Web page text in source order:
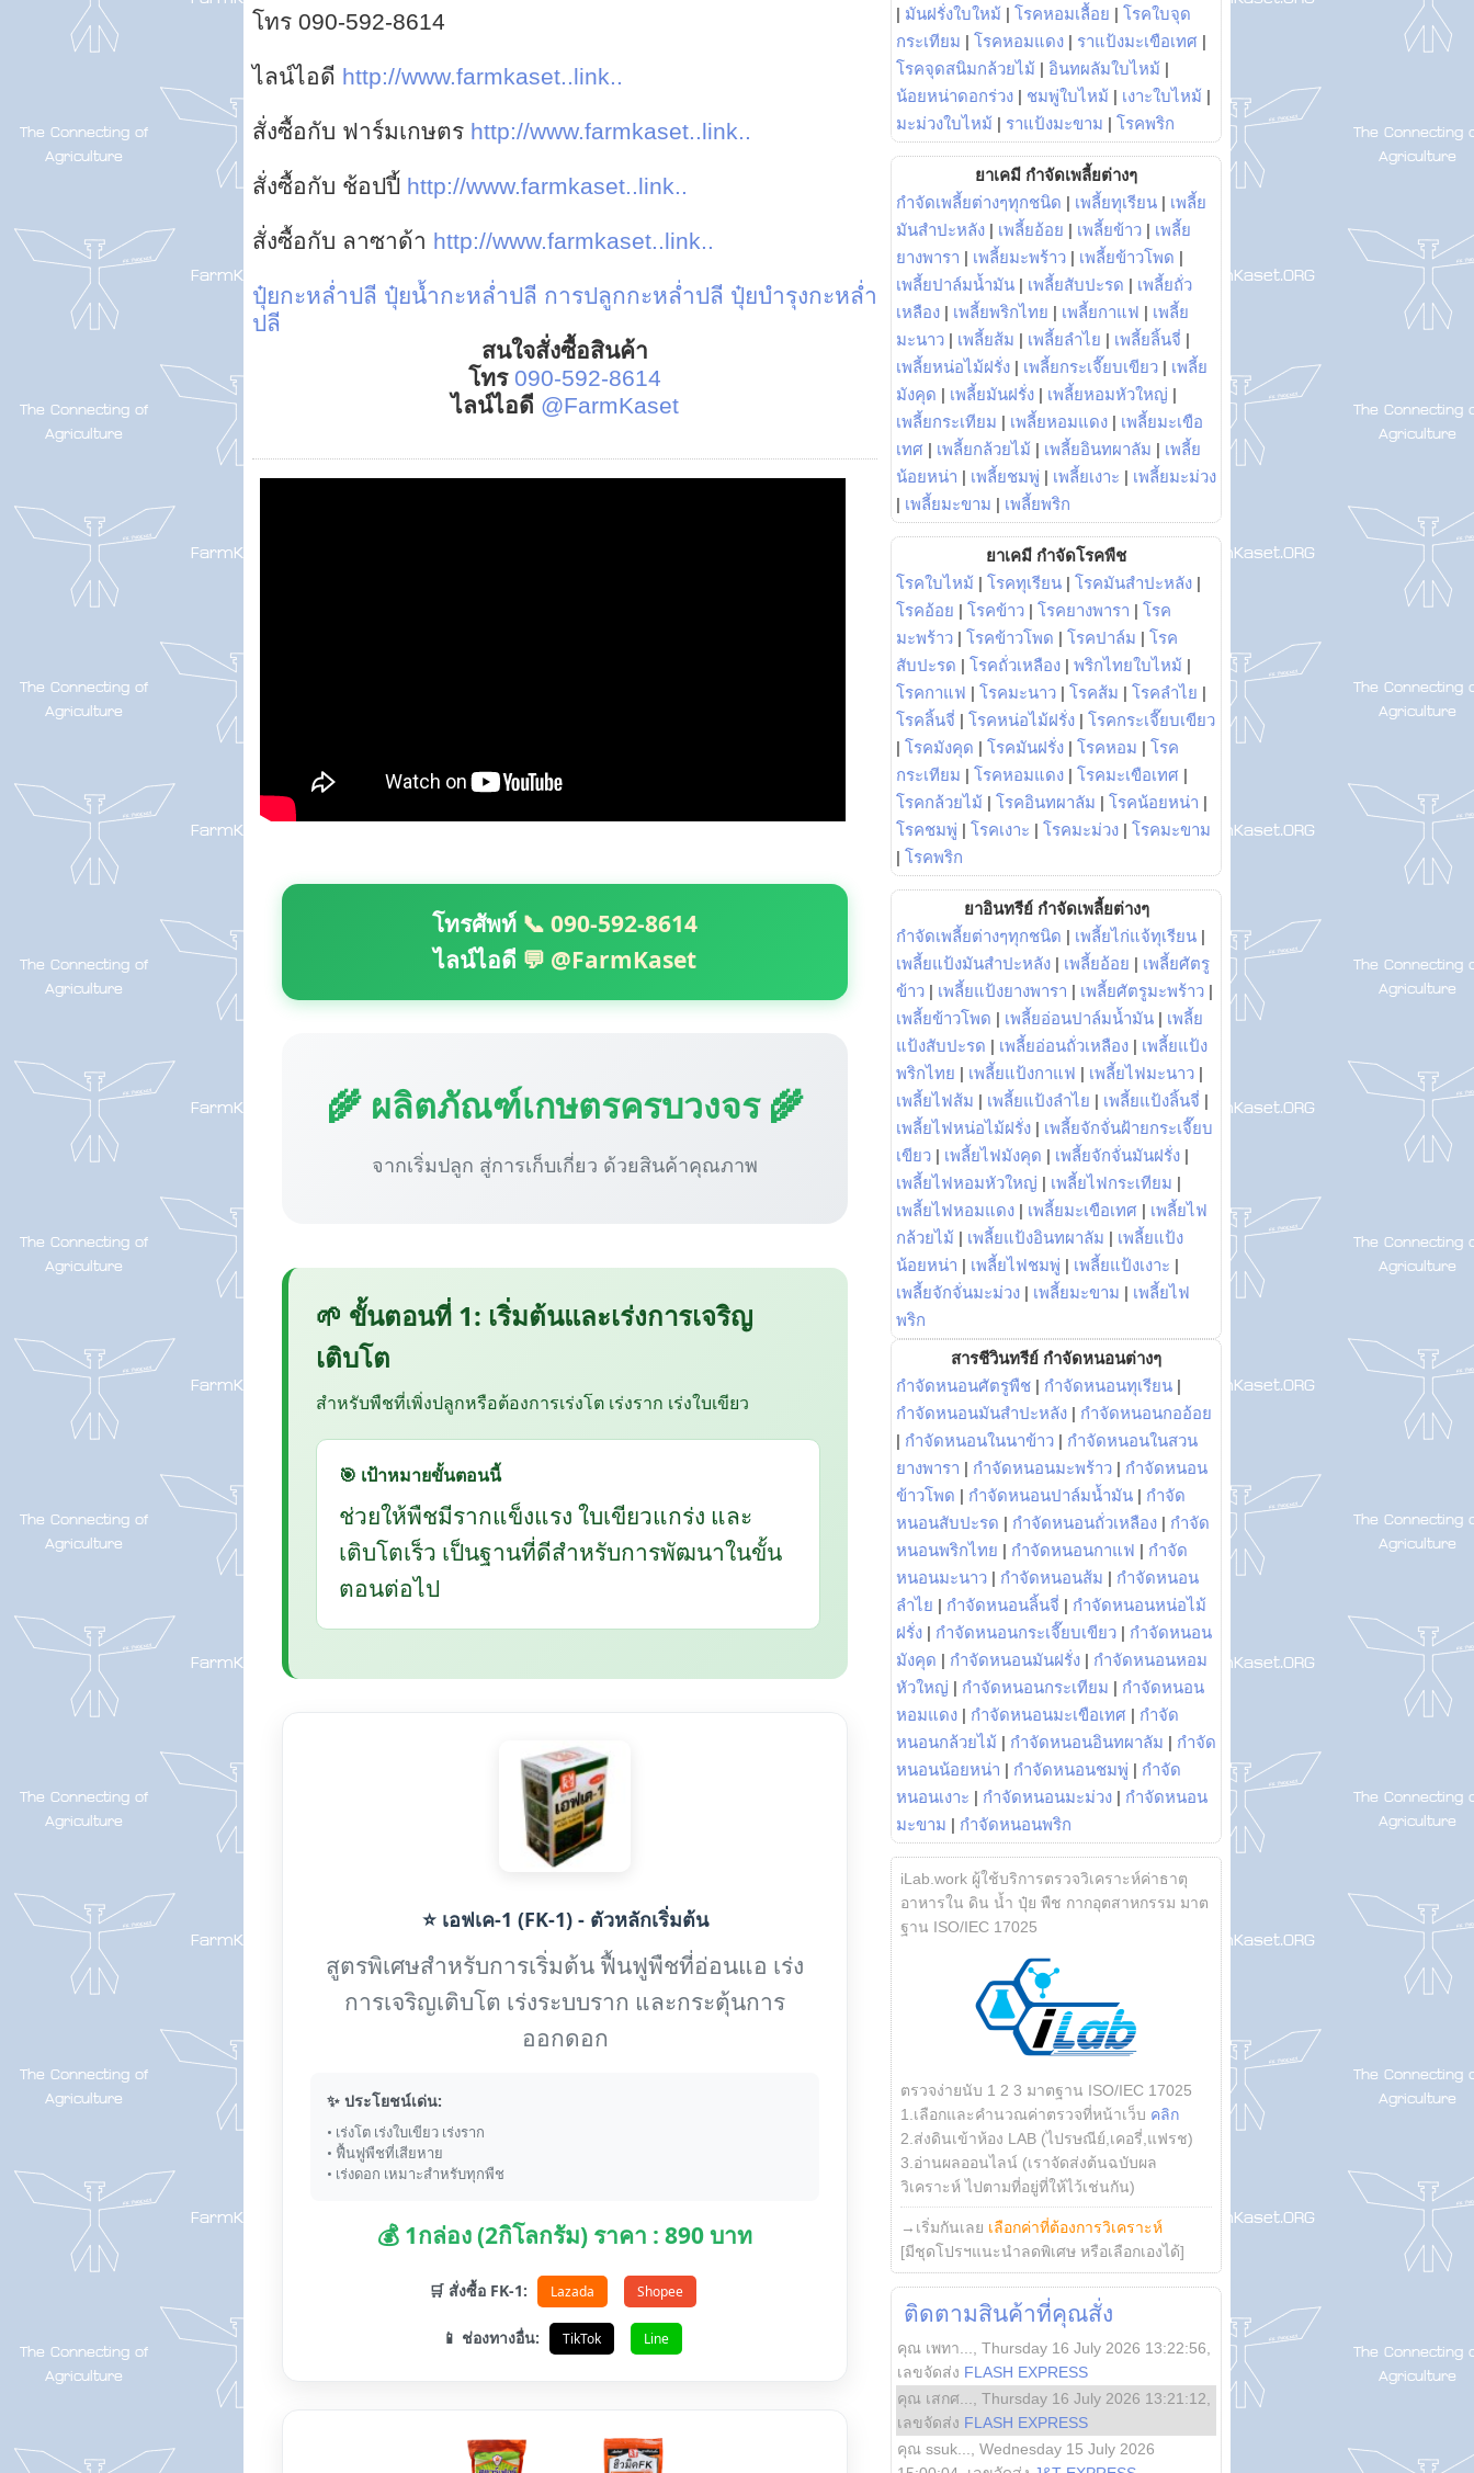
โทร 090-592-8614
ไลน์ไอดี http://www.farmkaset..link..
สั่งซื้อกับ ฟาร์มเกษตร http://www.farmkaset..link..
สั่งซื้อกับ ช้อปปี้ http://www.farmkaset..link..
สั่งซื้อกับ ลาซาด้า http://www.farmkaset..link..
ปุ๋ยกะหล่ำปลี ปุ๋ยน้ำกะหล่ำปลี การปลูกกะหล่ำปลี ปุ๋ยบำรุงกะหล่ำ
ปลี
สนใจสั่งซื้อสินค้า
โทร 090-592-8614
ไลน์ไอดี @FarmKaset
โทรศัพท์ 📞 090-592-8614
ไลน์ไอดี 💬 @FarmKaset
🌾 ผลิตภัณฑ์เกษตรครบวงจร 🌾
จากเริ่มปลูก สู่การเก็บเกี่ยว ด้วยสินค้าคุณภาพ
🌱 ขั้นตอนที่ 1: เริ่มต้นและเร่งการเจริญ
เติบโต
สำหรับพืชที่เพิ่งปลูกหรือต้องการเร่งโต เร่งราก เร่งใบเขียว
🎯 เป้าหมายขั้นตอนนี้
ช่วยให้พืชมีรากแข็งแรง ใบเขียวแกร่ง และ
เติบโตเร็ว เป็นฐานที่ดีสำหรับการพัฒนาในขั้น
ตอนต่อไป
⭐ เอฟเค-1 (FK-1) - ตัวหลักเริ่มต้น
สูตรพิเศษสำหรับการเริ่มต้น ฟื้นฟูพืชที่อ่อนแอ เร่ง
การเจริญเติบโต เร่งระบบราก และกระตุ้นการ
ออกดอก
✨ ประโยชน์เด่น:
• เร่งโต เร่งใบเขียว เร่งราก
• ฟื้นฟูพืชที่เสียหาย
• เร่งดอก เหมาะสำหรับทุกพืช
💰 1กล่อง (2กิโลกรัม) ราคา : 890 บาท
🛒 สั่งซื้อ FK-1: Lazada Shopee
📱 ช่องทางอื่น: TikTok Line
| มันฝรั่งใบใหม้ | โรคหอมเลื้อย | โรคใบจุด
กระเทียม | โรคหอมแดง | ราแป้งมะเขือเทศ |
โรคจุดสนิมกล้วยไม้ | อินทผลัมใบไหม้ |
น้อยหน่าดอกร่วง | ชมพู่ใบไหม้ | เงาะใบไหม้ |
มะม่วงใบไหม้ | ราแป้งมะขาม | โรคพริก
ยาเคมี กำจัดเพลี้ยต่างๆ
กำจัดเพลี้ยต่างๆทุกชนิด | เพลี้ยทุเรียน | เพลี้ย
มันสำปะหลัง | เพลี้ยอ้อย | เพลี้ยข้าว | เพลี้ย
ยางพารา | เพลี้ยมะพร้าว | เพลี้ยข้าวโพด |
เพลี้ยปาล์มน้ำมัน | เพลี้ยสับปะรด | เพลี้ยถั่ว
เหลือง | เพลี้ยพริกไทย | เพลี้ยกาแฟ | เพลี้ย
มะนาว | เพลี้ยส้ม | เพลี้ยลำไย | เพลี้ยลิ้นจี่ |
เพลี้ยหน่อไม้ฝรั่ง | เพลี้ยกระเจี๊ยบเขียว | เพลี้ย
มังคุด | เพลี้ยมันฝรั่ง | เพลี้ยหอมหัวใหญ่ |
เพลี้ยกระเทียม | เพลี้ยหอมแดง | เพลี้ยมะเขือ
เทศ | เพลี้ยกล้วยไม้ | เพลี้ยอินทผาลัม | เพลี้ย
น้อยหน่า | เพลี้ยชมพู่ | เพลี้ยเงาะ | เพลี้ยมะม่วง
| เพลี้ยมะขาม | เพลี้ยพริก
ยาเคมี กำจัดโรคพืช
โรคใบไหม้ | โรคทุเรียน | โรคมันสำปะหลัง |
โรคอ้อย | โรคข้าว | โรคยางพารา | โรค
มะพร้าว | โรคข้าวโพด | โรคปาล์ม | โรค
สับปะรด | โรคถั่วเหลือง | พริกไทยใบไหม้ |
โรคกาแฟ | โรคมะนาว | โรคส้ม | โรคลำไย |
โรคลิ้นจี่ | โรคหน่อไม้ฝรั่ง | โรคกระเจี๊ยบเขียว
| โรคมังคุด | โรคมันฝรั่ง | โรคหอม | โรค
กระเทียม | โรคหอมแดง | โรคมะเขือเทศ |
โรคกล้วยไม้ | โรคอินทผาลัม | โรคน้อยหน่า |
โรคชมพู่ | โรคเงาะ | โรคมะม่วง | โรคมะขาม
| โรคพริก
ยาอินทรีย์ กำจัดเพลี้ยต่างๆ
กำจัดเพลี้ยต่างๆทุกชนิด | เพลี้ยไก่แจ้ทุเรียน |
เพลี้ยแป้งมันสำปะหลัง | เพลี้ยอ้อย | เพลี้ยศัตรู
ข้าว | เพลี้ยแป้งยางพารา | เพลี้ยศัตรูมะพร้าว |
เพลี้ยข้าวโพด | เพลี้ยอ่อนปาล์มน้ำมัน | เพลี้ย
แป้งสับปะรด | เพลี้ยอ่อนถั่วเหลือง | เพลี้ยแป้ง
พริกไทย | เพลี้ยแป้งกาแฟ | เพลี้ยไฟมะนาว |
เพลี้ยไฟส้ม | เพลี้ยแป้งลำไย | เพลี้ยแป้งลิ้นจี่ |
เพลี้ยไฟหน่อไม้ฝรั่ง | เพลี้ยจักจั่นฝ้ายกระเจี๊ยบ
เขียว | เพลี้ยไฟมังคุด | เพลี้ยจักจั่นมันฝรั่ง |
เพลี้ยไฟหอมหัวใหญ่ | เพลี้ยไฟกระเทียม |
เพลี้ยไฟหอมแดง | เพลี้ยมะเขือเทศ | เพลี้ยไฟ
กล้วยไม้ | เพลี้ยแป้งอินทผาลัม | เพลี้ยแป้ง
น้อยหน่า | เพลี้ยไฟชมพู่ | เพลี้ยแป้งเงาะ |
เพลี้ยจักจั่นมะม่วง | เพลี้ยมะขาม | เพลี้ยไฟ
พริก
สารชีวินทรีย์ กำจัดหนอนต่างๆ
กำจัดหนอนศัตรูพืช | กำจัดหนอนทุเรียน |
กำจัดหนอนมันสำปะหลัง | กำจัดหนอนกออ้อย
| กำจัดหนอนในนาข้าว | กำจัดหนอนในสวน
ยางพารา | กำจัดหนอนมะพร้าว | กำจัดหนอน
ข้าวโพด | กำจัดหนอนปาล์มน้ำมัน | กำจัด
หนอนสับปะรด | กำจัดหนอนถั่วเหลือง | กำจัด
หนอนพริกไทย | กำจัดหนอนกาแฟ | กำจัด
หนอนมะนาว | กำจัดหนอนส้ม | กำจัดหนอน
ลำไย | กำจัดหนอนลิ้นจี่ | กำจัดหนอนหน่อไม้
ฝรั่ง | กำจัดหนอนกระเจี๊ยบเขียว | กำจัดหนอน
มังคุด | กำจัดหนอนมันฝรั่ง | กำจัดหนอนหอม
หัวใหญ่ | กำจัดหนอนกระเทียม | กำจัดหนอน
หอมแดง | กำจัดหนอนมะเขือเทศ | กำจัด
หนอนกล้วยไม้ | กำจัดหนอนอินทผาลัม | กำจัด
หนอนน้อยหน่า | กำจัดหนอนชมพู่ | กำจัด
หนอนเงาะ | กำจัดหนอนมะม่วง | กำจัดหนอน
มะขาม | กำจัดหนอนพริก
iLab.work ผู้ใช้บริการตรวจวิเคราะห์ค่าธาตุ
อาหารใน ดิน น้ำ ปุ๋ย พืช กากอุตสาหกรรม มาต
ฐาน ISO/IEC 17025
ตรวจง่ายนับ 1 2 3 มาตฐาน ISO/IEC 17025
1.เลือกและคำนวณค่าตรวจที่หน้าเว็บ คลิก
2.ส่งดินเข้าห้อง LAB (ไปรษณีย์,เคอรี่,แฟรช)
3.อ่านผลออนไลน์ (เราจัดส่งต้นฉบับผล
วิเคราะห์ ไปตามที่อยู่ที่ให้ไว้เช่นกัน)
→เริ่มกันเลย เลือกค่าที่ต้องการวิเคราะห์
[มีชุดโปรฯแนะนำลดพิเศษ หรือเลือกเองได้]
ติดตามสินค้าที่คุณสั่ง
คุณ เพทา... Thursday 16 July 2026 13:22:56
เลขจัดส่ง FLASH EXPRESS
คุณ เสกศ...
Thursday 16 July 2026 13:21:12
เลขจัดส่ง FLASH EXPRESS
คุณ ssuk...
Wednesday 15 July 2026